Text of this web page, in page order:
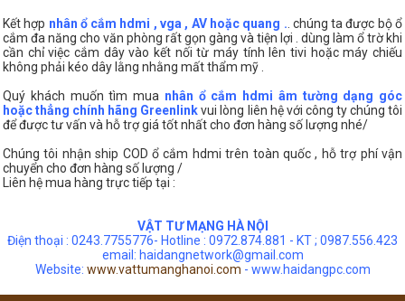
Kết hợp nhân ổ cắm hdmi , vga , AV hoặc quang . . chúng ta được bộ ổ
cắm đa năng cho văn phòng rất gọn gàng và tiện lợi . dùng làm ổ trờ khi
cần chỉ việc cắm dây vào kết nối từ máy tính lên tivi hoặc máy chiếu
không phải kéo dây lằng nhằng mất thẩm mỹ .
Quý khách muốn tìm mua nhân ổ cắm hdmi âm tường dạng góc
hoặc thẳng chính hãng Greenlinkvui lòng liên hệ với công ty chúng tôi
để được tư vấn và hỗ trợ giá tốt nhất cho đơn hàng số lượng nhé/
Chúng tôi nhận ship COD ổ cắm hdmi trên toàn quốc , hỗ trợ phí vận
chuyển cho đơn hàng số lượng /
Liên hệ mua hàng trực tiếp tại :
VẬT TƯ MẠNG HÀ NỘI
Điện thoại : 0243.7755776- Hotline : 0972.874.881 - KT ; 0987.556.423
email: haidangnetwork@gmail.com
Website: www.vattumanghanoi.com - www.haidangpc.com